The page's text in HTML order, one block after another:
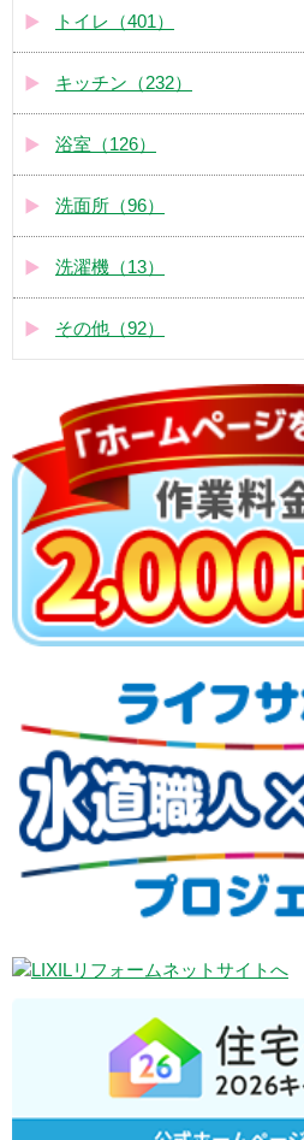
トイレ（401）
キッチン（232）
浴室（126）
洗面所（96）
洗濯機（13）
その他（92）